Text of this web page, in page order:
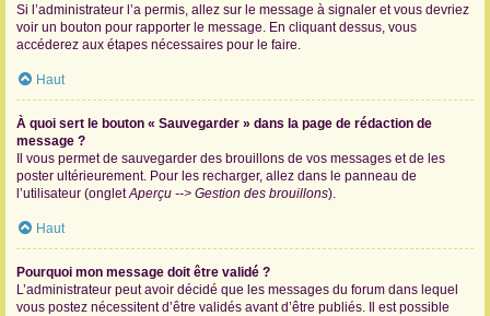
Si l’administrateur l’a permis, allez sur le message à signaler et vous devriez
voir un bouton pour rapporter le message. En cliquant dessus, vous
accéderez aux étapes nécessaires pour le faire.
Haut
À quoi sert le bouton « Sauvegarder » dans la page de rédaction de
message ?
Il vous permet de sauvegarder des brouillons de vos messages et de les
poster ultérieurement. Pour les recharger, allez dans le panneau de
l’utilisateur (ongletAperçu --> Gestion des brouillons).
Haut
Pourquoi mon message doit être validé ?
L’administrateur peut avoir décidé que les messages du forum dans lequel
vous postez nécessitent d’être validés avant d’être publiés. Il est possible